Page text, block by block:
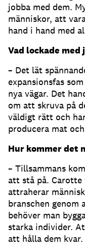
jobba med dem.
människor, att
hand i hand med
Vad lockade med
– Det lät
expansionsfas
nya vägar. Det
om att skruva på
väldigt rätt och
producera mat
Hur kommer det
– Tillsammans
att stå på. Carotte
attraherar
branschen genom
behöver man
starka individer.
att hålla dem kvar.